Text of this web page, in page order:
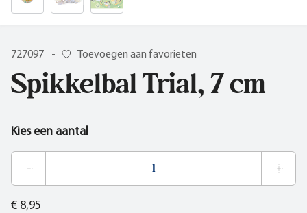
727097 - Toevoegen aan favorieten
Spikkelbal Trial, 7 cm
Kies een aantal
€ 8,95